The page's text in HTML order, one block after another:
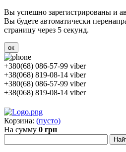
Вы успешно зарегистрированы и
Вы будете автоматически
страницу через 5 секунд.
ок
+380(68) 086-57-99 viber
+38(068) 819-08-14 viber
+380(68) 086-57-99 viber
+38(068) 819-08-14 viber
Корзина: (пусто)
На сумму 0 грн